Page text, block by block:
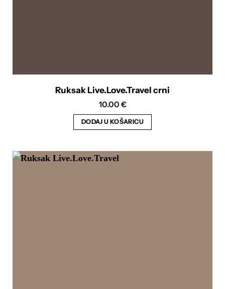
Ruksak Live.Love.Travel crni
10.00 €
DODAJ U KOŠARICU